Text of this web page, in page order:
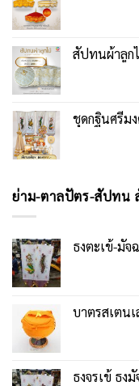
สัปทนผ้าลูก
ชุดกฐินศรีม
ย่าม-ตาลปัตร-สัปทน
ธงตะเข้-มัจ
บาตรสเตน
ธงจรเข้ ธง